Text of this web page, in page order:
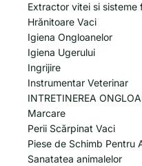
Extractor vitei si sisteme
Hrănitoare Vaci
Igiena Ongloanelor
Igiena Ugerului
Ingrijire
Instrumentar Veterinar
INTRETINEREA
Marcare
Perii Scărpinat Vaci
Piese de Schimb Pentru
Sanatatea animalelor